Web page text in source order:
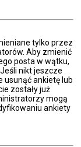
tylko przez
Aby zmienić
posta w wątku,
nikt jeszcze
usunąć ankietę lub
zostały już
mogą
ankiety